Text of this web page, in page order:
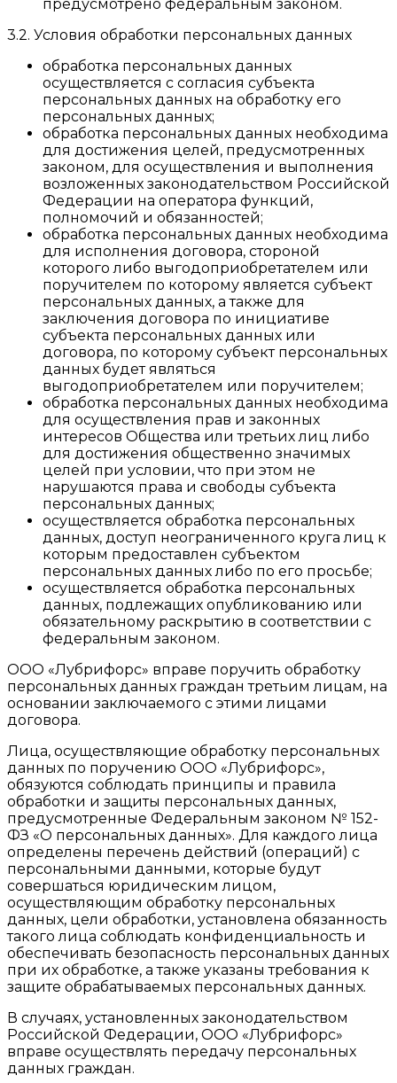
предусмотрено федеральным законом.
3.2. Условия обработки персональных данных
обработка персональных данных
осуществляется с согласия субъекта
персональных данных на обработку его
персональных данных;
обработка персональных данных необходима
для достижения целей, предусмотренных
законом, для осуществления и выполнения
возложенных законодательством Российской
Федерации на оператора функций,
полномочий и обязанностей;
обработка персональных данных необходима
для исполнения договора, стороной
которого либо выгодоприобретателем или
поручителем по которому является субъект
персональных данных, а также для
заключения договора по инициативе
субъекта персональных данных или
договора, по которому субъект персональных
данных будет являться
выгодоприобретателем или поручителем;
обработка персональных данных необходима
для осуществления прав и законных
интересов Общества или третьих лиц либо
для достижения общественно значимых
целей при условии, что при этом не
нарушаются права и свободы субъекта
персональных данных;
осуществляется обработка персональных
данных, доступ неограниченного круга лиц к
которым предоставлен субъектом
персональных данных либо по его просьбе;
осуществляется обработка персональных
данных, подлежащих опубликованию или
обязательному раскрытию в соответствии с
федеральным законом.
ООО «Лубрифорс» вправе поручить обработку
персональных данных граждан третьим лицам, на
основании заключаемого с этими лицами
договора.
Лица, осуществляющие обработку персональных
данных по поручению ООО «Лубрифорс»,
обязуются соблюдать принципы и правила
обработки и защиты персональных данных,
предусмотренные Федеральным законом № 152-
ФЗ «О персональных данных». Для каждого лица
определены перечень действий (операций) с
персональными данными, которые будут
совершаться юридическим лицом,
осуществляющим обработку персональных
данных, цели обработки, установлена обязанность
такого лица соблюдать конфиденциальность и
обеспечивать безопасность персональных данных
при их обработке, а также указаны требования к
защите обрабатываемых персональных данных.
В случаях, установленных законодательством
Российской Федерации, ООО «Лубрифорс»
вправе осуществлять передачу персональных
данных граждан.